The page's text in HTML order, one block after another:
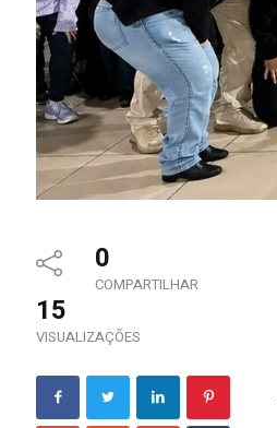
0
COMPARTILHAR
15
VISUALIZAÇÕES